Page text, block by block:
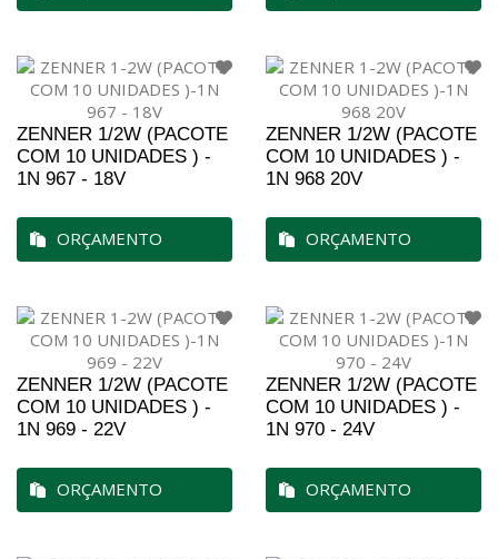
ZENNER 1/2W (PACOTE
COM 10 UNIDADES ) -
1N 967 - 18V
ORÇAMENTO
ZENNER 1/2W (PACOTE
COM 10 UNIDADES ) -
1N 968 20V
ORÇAMENTO
ZENNER 1/2W (PACOTE
COM 10 UNIDADES ) -
1N 969 - 22V
ORÇAMENTO
ZENNER 1/2W (PACOTE
COM 10 UNIDADES ) -
1N 970 - 24V
ORÇAMENTO